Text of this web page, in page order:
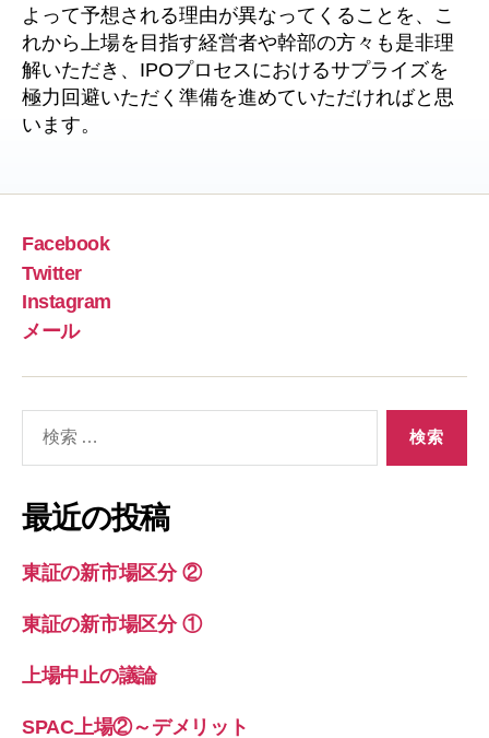
よって予想される理由が異なってくることを、こ
れから上場を目指す経営者や幹部の方々も是非理
解いただき、IPOプロセスにおけるサプライズを
極力回避いただく準備を進めていただければと思
います。
Facebook
Twitter
Instagram
メール
象:
最近の投稿
東証の新市場区分 ②
東証の新市場区分 ①
上場中止の議論
SPAC上場②～デメリット